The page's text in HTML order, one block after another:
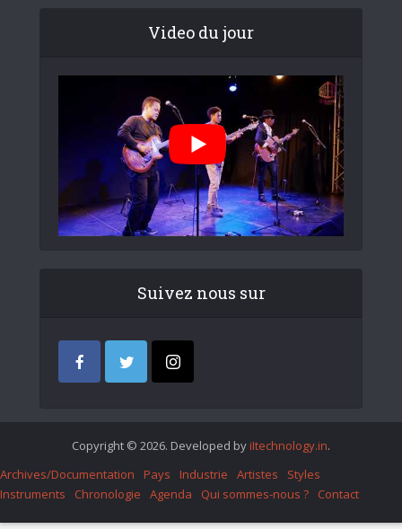
Video du jour
Suivez nous sur
Copyright © 2026. Developed by iItechnology.in.
Archives/Documentation
Pays Industrie Artistes
Styles
Instruments
Chronologie Agenda Qui sommes-nous ? Contact